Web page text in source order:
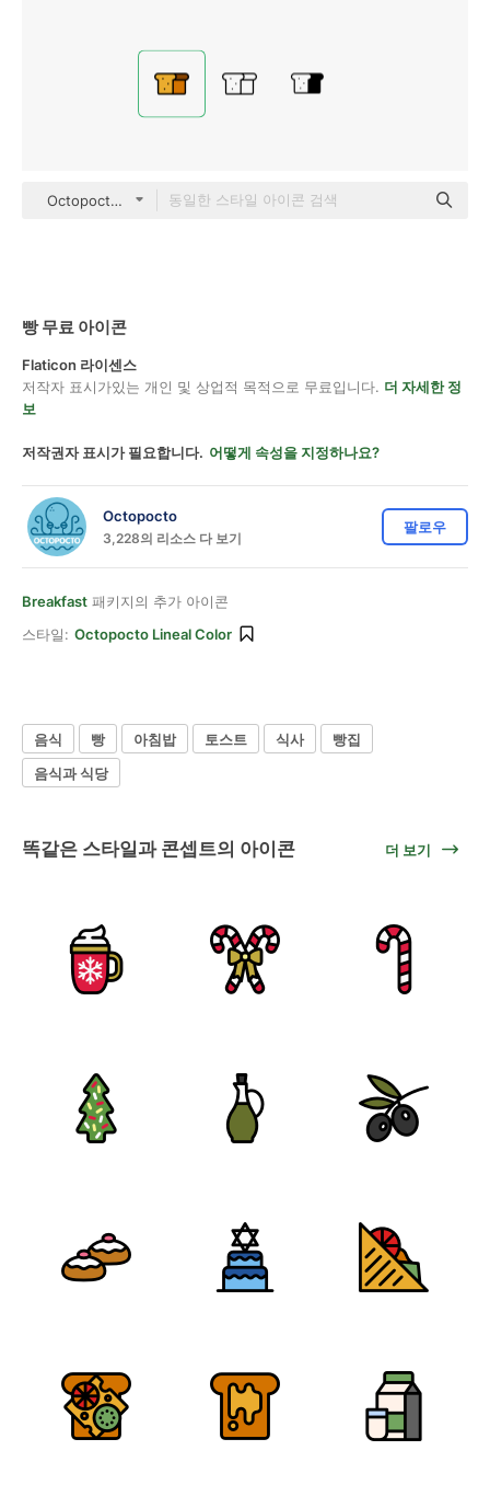
Octopocto Lineal Color
빵 무료 아이콘
Flaticon 라이센스
저작자 표시가있는 개인 및 상업적 목적으로 무료입니다. 더 자세한 정
보
저작권자 표시가 필요합니다. 어떻게 속성을 지정하나요?
Octopocto
3,228의 리소스 다 보기
팔로우
Breakfast 패키지의 추가 아이콘
스타일: Octopocto Lineal Color
음식 빵 아침밥 토스트 식사
빵집
음식과 식당
똑같은 스타일과 콘셉트의 아이콘 더 보기